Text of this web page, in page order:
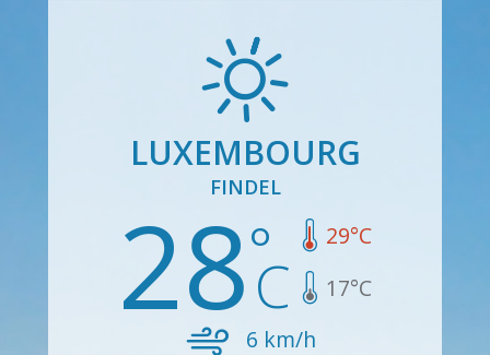
LUXEMBOURG
FINDEL
28 29°C
17°C
6 km/h